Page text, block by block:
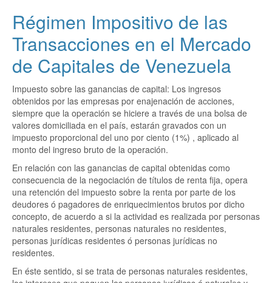
Régimen Impositivo de las
Transacciones en el Mercado
de Capitales de Venezuela
Impuesto sobre las ganancias de capital: Los ingresos
obtenidos por las empresas por enajenación de acciones,
siempre que la operación se hiciere a través de una bolsa de
valores domiciliada en el país, estarán gravados con un
impuesto proporcional del uno por ciento (1%) , aplicado al
monto del ingreso bruto de la operación.
En relación con las ganancias de capital obtenidas como
consecuencia de la negociación de títulos de renta fija, opera
una retención del impuesto sobre la renta por parte de los
deudores ó pagadores de enriquecimientos brutos por dicho
concepto, de acuerdo a si la actividad es realizada por personas
naturales residentes, personas naturales no residentes,
personas jurídicas residentes ó personas jurídicas no
residentes.
En éste sentido, si se trata de personas naturales residentes,